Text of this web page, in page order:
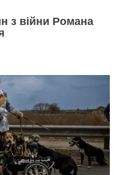
з війни Романа